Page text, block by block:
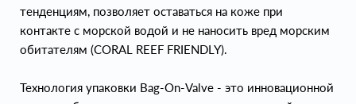
тенденциям, позволяет оставаться на коже при
контакте с морской водой и не наносить вред морским
обитателям (CORAL REEF FRIENDLY).
Технология упаковки Bag-On-Valve - это инновационной